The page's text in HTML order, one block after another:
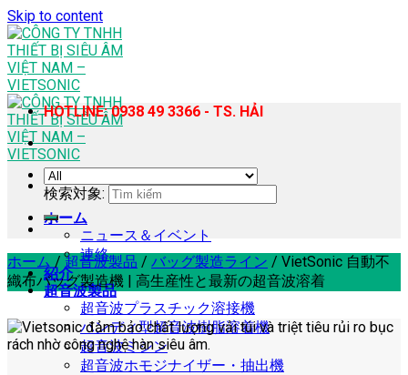
Skip to content
ホーム
ニュース＆イベント
連絡
紹介
超音波製品
超音波プラスチック溶接機
ハンディ型超音波樹脂溶着機
超音波ミシン
超音波ホモジナイザー・抽出機
HOTLINE: 0938 49 3366 - TS. HẢI
検索対象:
ホーム / 超音波製品 / バッグ製造ライン / VietSonic 自動不
織布バッグ製造機 | 高生産性と最新の超音波溶着